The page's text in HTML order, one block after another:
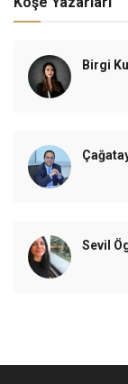
Birgi
Sevil